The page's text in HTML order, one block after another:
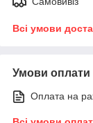
Всі умови
Умови оплати
Оплата на